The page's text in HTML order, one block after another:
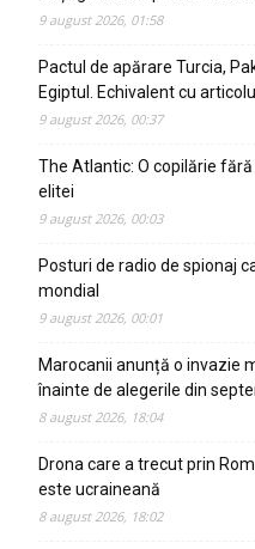
9 august 2026, 01:58
Pactul de apărare Turcia,
Egiptul. Echivalent cu
9 august 2026, 00:37
The Atlantic: O copilărie
elitei
9 august 2026, 00:03
Posturi de radio de spionaj
mondial
9 august 2026, 00:01
Marocanii anunță o invazie
înainte de alegerile din
8 august 2026, 18:04
Drona care a trecut prin
este ucraineană
8 august 2026, 18:02